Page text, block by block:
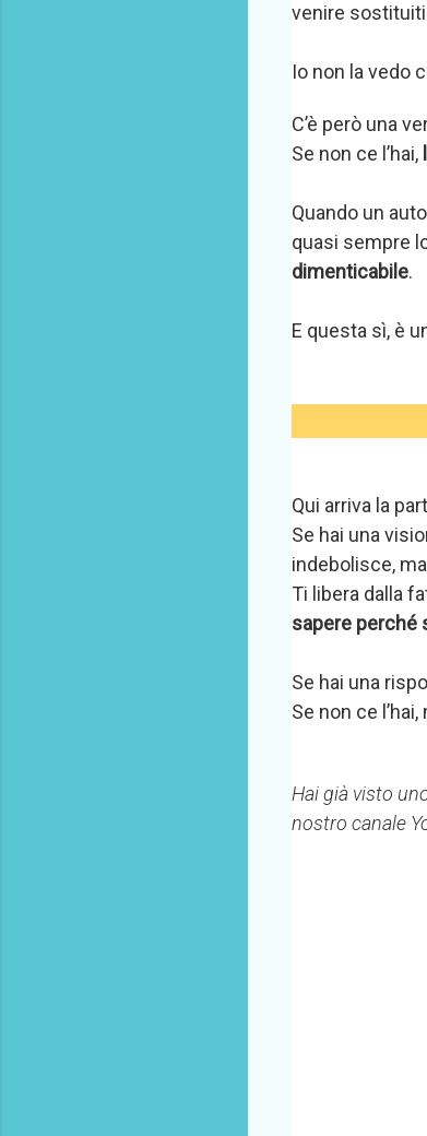
venire sostituiti
Io non la vedo
C’è però una
Se non ce l’hai,
Quando un
quasi sempre
dimenticabile.
E questa sì, è
Qui arriva la
Se hai una
indebolisce,
Ti libera dalla
sapere perché
Se hai una
Se non ce
Hai già visto
nostro canale